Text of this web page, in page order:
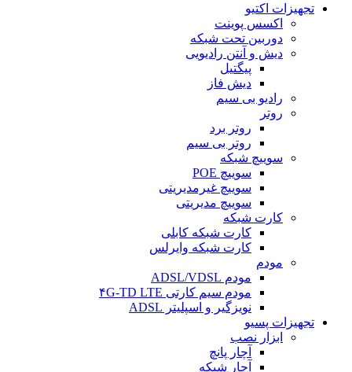
تجهیزات اکتیو
اکسس پوینت
دوربین تحت شبکه
دیش و آنتن رادیویی
پیگتیل
دیش فاز
رادیو بی سیم
روتر
روتر برد
روتر بی سیم
سوییچ شبکه
سوییچ POE
سوییچ غیرمدیریتی
سوییچ مدیریتی
کارت شبکه
کارت شبکه کابلی
کارت شبکه وایرلس
مودم
مودم ADSL/VDSL
مودم سیم کارتی ۴G-TD LTE
نویزگیر و اسپلیتر ADSL
تجهیزات پسیو
ابزار نصب
آچار پانچ
آچار شبکه